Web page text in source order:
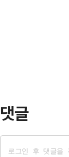
댓글